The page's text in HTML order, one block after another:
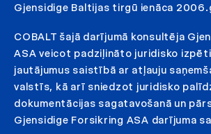
Gjensidige Baltijas tirgū ienāca
COBALT šajā darījumā konsultēja
ASA veicot padziļināto juridisko
jautājumus saistībā ar atļauju
valstīs, kā arī sniedzot juridisko
dokumentācijas sagatavošanā un
Gjensidige Forsikring ASA darījuma